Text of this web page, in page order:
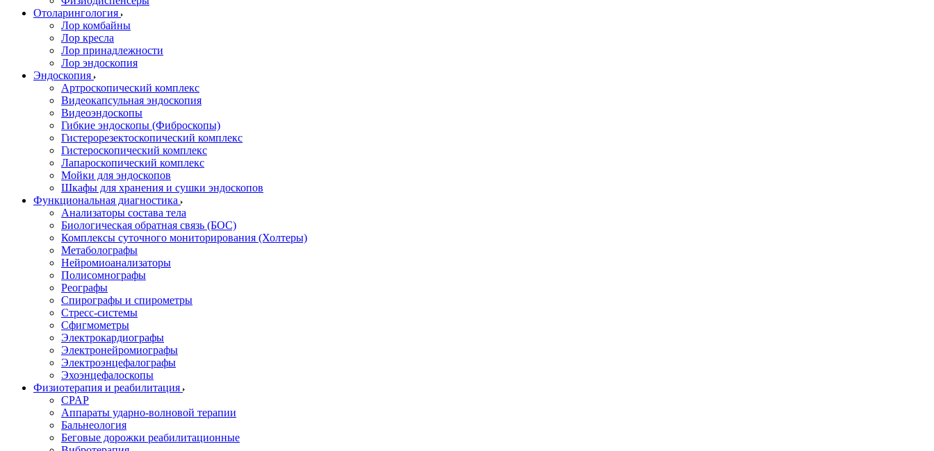
Отоларингология
Лор комбайны
Лор кресла
Лор принадлежности
Лор эндоскопия
Эндоскопия
Артроскопический комплекс
Видеокапсульная эндоскопия
Видеоэндоскопы
Гибкие эндоскопы (Фиброcкопы)
Гистерорезектоскопический комплекс
Гистероскопический комплекс
Лапароскопический комплекс
Мойки для эндоскопов
Шкафы для хранения и сушки эндоскопов
Функциональная диагностика
Анализаторы состава тела
Биологическая обратная связь (БОС)
Комплексы суточного мониторирования (Холтеры)
Метаболографы
Нейромиоанализаторы
Полисомнографы
Реографы
Спирографы и спирометры
Стресс-системы
Сфигмометры
Электрокардиографы
Электронейромиографы
Электроэнцефалографы
Эхоэнцефалоскопы
Физиотерапия и реабилитация
CPAP
Аппараты ударно-волновой терапии
Бальнеология
Беговые дорожки реабилитационные